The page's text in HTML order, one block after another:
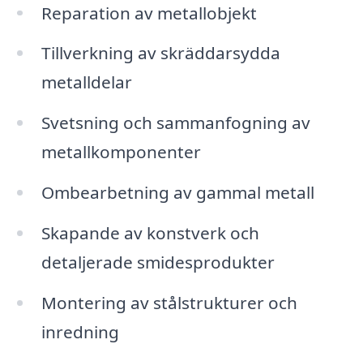
Reparation av metallobjekt
Tillverkning av skräddarsydda
metalldelar
Svetsning och sammanfogning av
metallkomponenter
Ombearbetning av gammal metall
Skapande av konstverk och
detaljerade smidesprodukter
Montering av stålstrukturer och
inredning